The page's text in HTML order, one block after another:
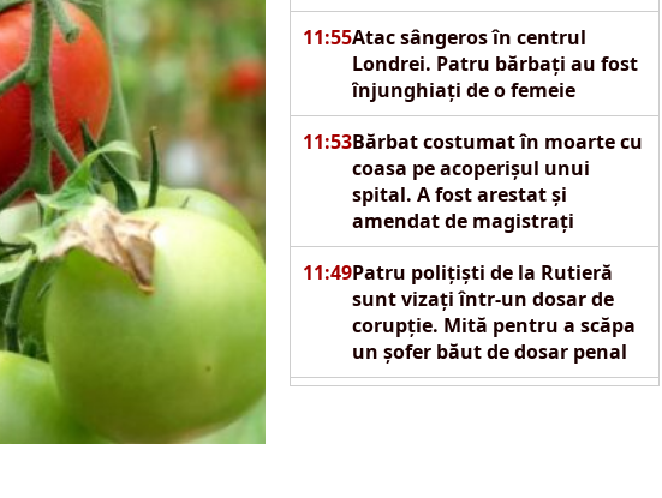
11:55Atac sângeros în centrul
Londrei. Patru bărbați au fost
înjunghiați de o femeie
11:53Bărbat costumat în moarte cu
coasa pe acoperișul unui
spital. A fost arestat și
amendat de magistrați
11:49Patru polițiști de la Rutieră
sunt vizați într-un dosar de
corupție. Mită pentru a scăpa
un șofer băut de dosar penal